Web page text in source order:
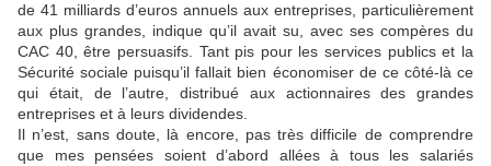
de 41 milliards d’euros annuels aux entreprises, particulièrement
aux plus grandes, indique qu’il avait su, avec ses compères du
CAC 40, être persuasifs. Tant pis pour les services publics et la
Sécurité sociale puisqu’il fallait bien économiser de ce côté-là ce
qui était, de l’autre, distribué aux actionnaires des grandes
entreprises et à leurs dividendes.
Il n’est, sans doute, là encore, pas très difficile de comprendre
que mes pensées soient d’abord allées à tous les salariés